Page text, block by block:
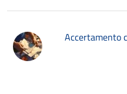
Accertamento